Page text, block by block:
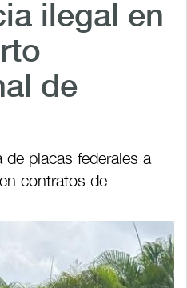
ilegal en
de
placas federales a
contratos de